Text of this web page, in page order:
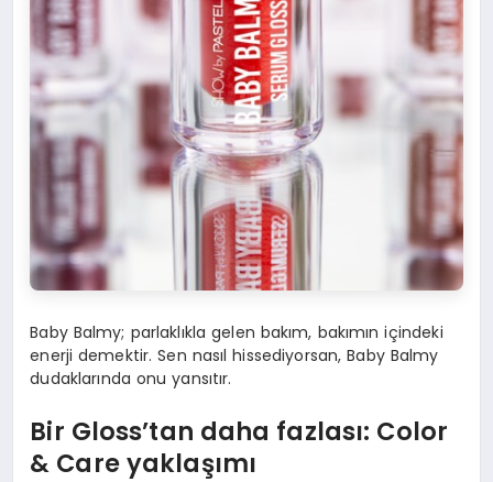
Baby Balmy; parlaklıkla gelen bakım, bakımın içindeki
enerji demektir. Sen nasıl hissediyorsan, Baby Balmy
dudaklarında onu yansıtır.
Bir Gloss’tan daha fazlası: Color
& Careyaklaşımı